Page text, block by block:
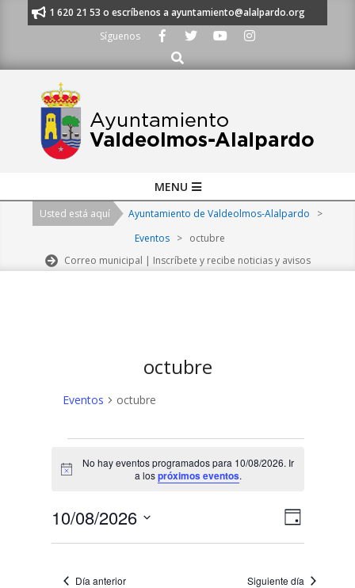
al 91 620 21 53 o escríbenos a ayuntamiento@alalpardo.org
Síguenos
Buscar
Navigation
MENU
Usted está aquí Ayuntamiento de Valdeolmos-Alalpardo
>
Eventos > octubre
Correo municipal | Inscríbete y recibe noticias y avisos
octubre
Eventos octubre
en
10/08/2026
Aviso
No hay eventos programados para 10/08/2026. Ir
a lospróximos eventos.
N
a
v
N
e
Día
10/08/2026
Día anterior Siguiente día